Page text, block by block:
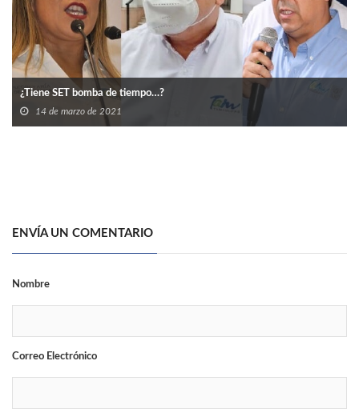
¿Tiene SET bomba de tiempo…?
14 de marzo de 2021
ENVÍA UN COMENTARIO
Nombre
Correo Electrónico